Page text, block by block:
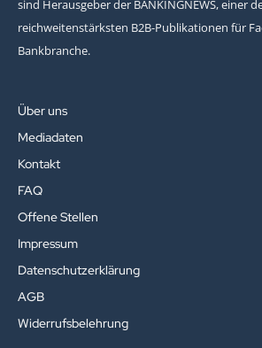
sind Herausgeber der BANKINGNEWS, einer
reichweitenstärksten B2B-Publikationen für
Bankbranche.
Über uns
Mediadaten
Kontakt
FAQ
Offene Stellen
Impressum
Datenschutzerklärung
AGB
Widerrufsbelehrung